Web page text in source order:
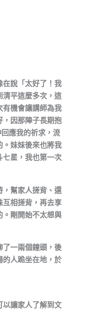
在說「太好了！我
清平這麼多次，這
有機會讓講師為我
，因那陣子長期抱
應我的祈求，流
。妹妹後來也將我
七星，我也第一次
，幫家人搓背、還
互相搓背，再去享
。剛開始不太想與
了一兩個鐘頭，後
的人跪坐在地，於
以讓家人了解到文